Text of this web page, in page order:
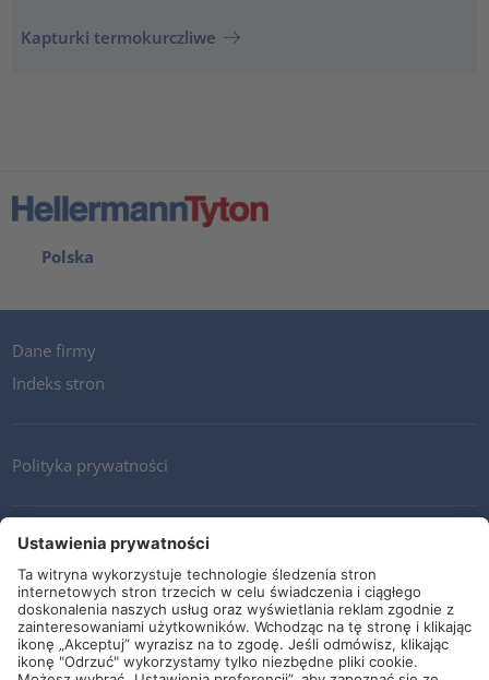
Kapturki termokurczliwe
Polska
Dane firmy
Indeks stron
Polityka prywatności
Kontakt
Newsletter